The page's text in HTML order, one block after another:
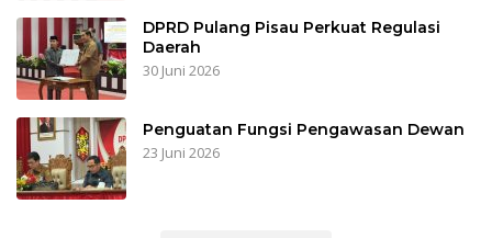
DPRD Pulang Pisau Perkuat Regulasi
Daerah
30 Juni 2026
Penguatan Fungsi Pengawasan Dewan
23 Juni 2026